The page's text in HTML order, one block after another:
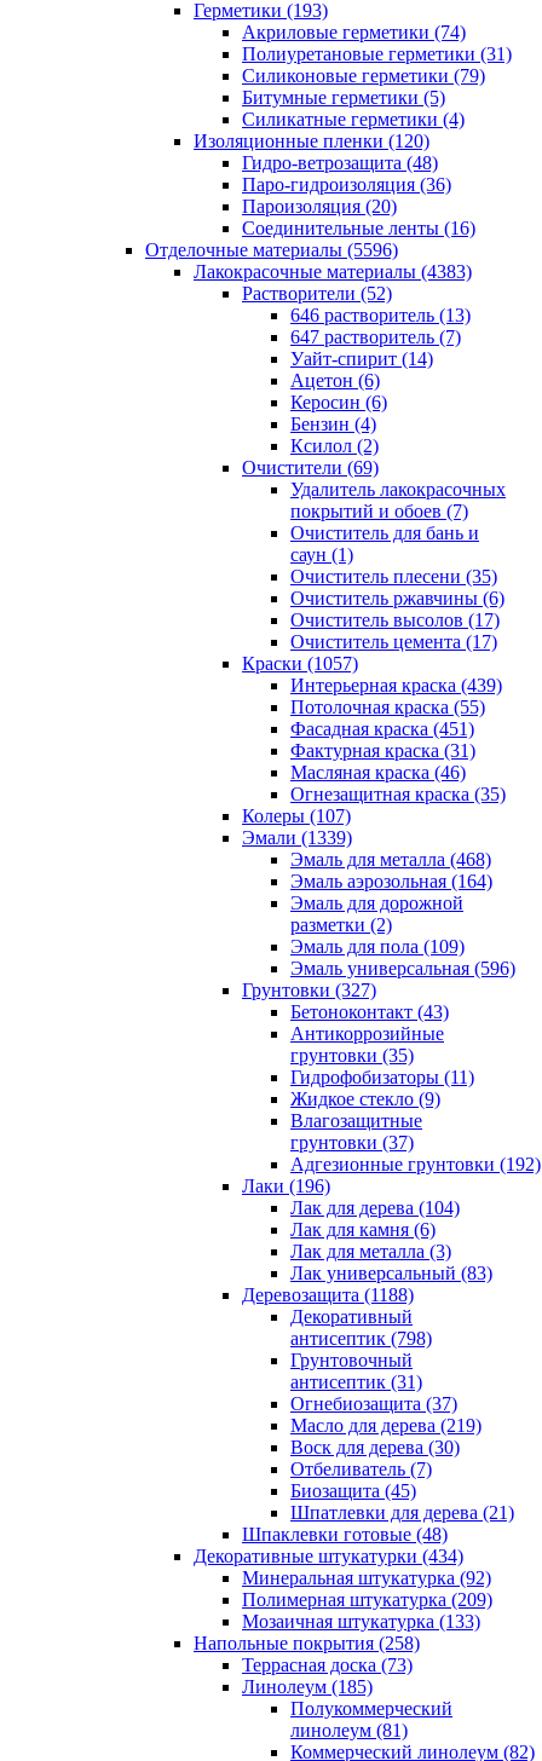
Герметики (193)
Акриловые герметики (74)
Полиуретановые герметики (31)
Силиконовые герметики (79)
Битумные герметики (5)
Силикатные герметики (4)
Изоляционные пленки (120)
Гидро-ветрозащита (48)
Паро-гидроизоляция (36)
Пароизоляция (20)
Соединительные ленты (16)
Отделочные материалы (5596)
Лакокрасочные материалы (4383)
Растворители (52)
646 растворитель (13)
647 растворитель (7)
Уайт-спирит (14)
Ацетон (6)
Керосин (6)
Бензин (4)
Ксилол (2)
Очистители (69)
Удалитель лакокрасочных
покрытий и обоев (7)
Очиститель для бань и
саун (1)
Очиститель плесени (35)
Очиститель ржавчины (6)
Очиститель высолов (17)
Очиститель цемента (17)
Краски (1057)
Интерьерная краска (439)
Потолочная краска (55)
Фасадная краска (451)
Фактурная краска (31)
Масляная краска (46)
Огнезащитная краска (35)
Колеры (107)
Эмали (1339)
Эмаль для металла (468)
Эмаль аэрозольная (164)
Эмаль для дорожной
разметки (2)
Эмаль для пола (109)
Эмаль универсальная (596)
Грунтовки (327)
Бетоноконтакт (43)
Антикоррозийные
грунтовки (35)
Гидрофобизаторы (11)
Жидкое стекло (9)
Влагозащитные
грунтовки (37)
Адгезионные грунтовки (192)
Лаки (196)
Лак для дерева (104)
Лак для камня (6)
Лак для металла (3)
Лак универсальный (83)
Деревозащита (1188)
Декоративный
антисептик (798)
Грунтовочный
антисептик (31)
Огнебиозащита (37)
Масло для дерева (219)
Воск для дерева (30)
Отбеливатель (7)
Биозащита (45)
Шпатлевки для дерева (21)
Шпаклевки готовые (48)
Декоративные штукатурки (434)
Минеральная штукатурка (92)
Полимерная штукатурка (209)
Мозаичная штукатурка (133)
Напольные покрытия (258)
Террасная доска (73)
Линолеум (185)
Полукоммерческий
линолеум (81)
Коммерческий линолеум (82)